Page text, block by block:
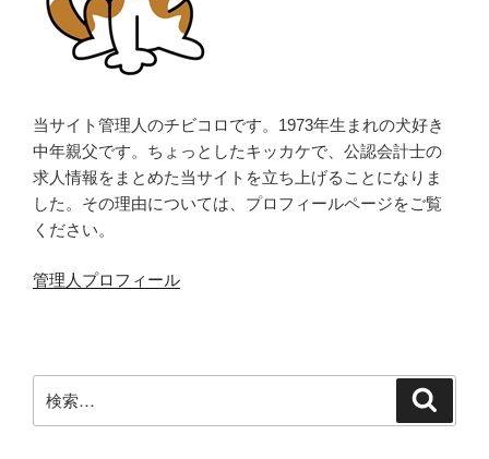
当サイト管理人のチビコロです。1973年生まれの犬好き
中年親父です。ちょっとしたキッカケで、公認会計士の
求人情報をまとめた当サイトを立ち上げることになりま
した。その理由については、プロフィールページをご覧
ください。
管理人プロフィール
索: